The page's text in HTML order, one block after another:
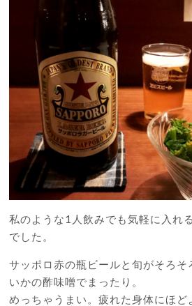
私のような1人飲みでも気軽に入れ
でした。
サッポロ赤の瓶ビールと旬がそろそ
いかの酢味噌でまったり。
めっちゃうまい。疲れた身体にほど